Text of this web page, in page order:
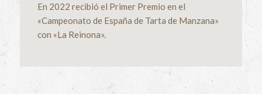
En 2022 recibió el Primer Premio en el
«Campeonato de España de Tarta de Manzana»
con «La Reinona».